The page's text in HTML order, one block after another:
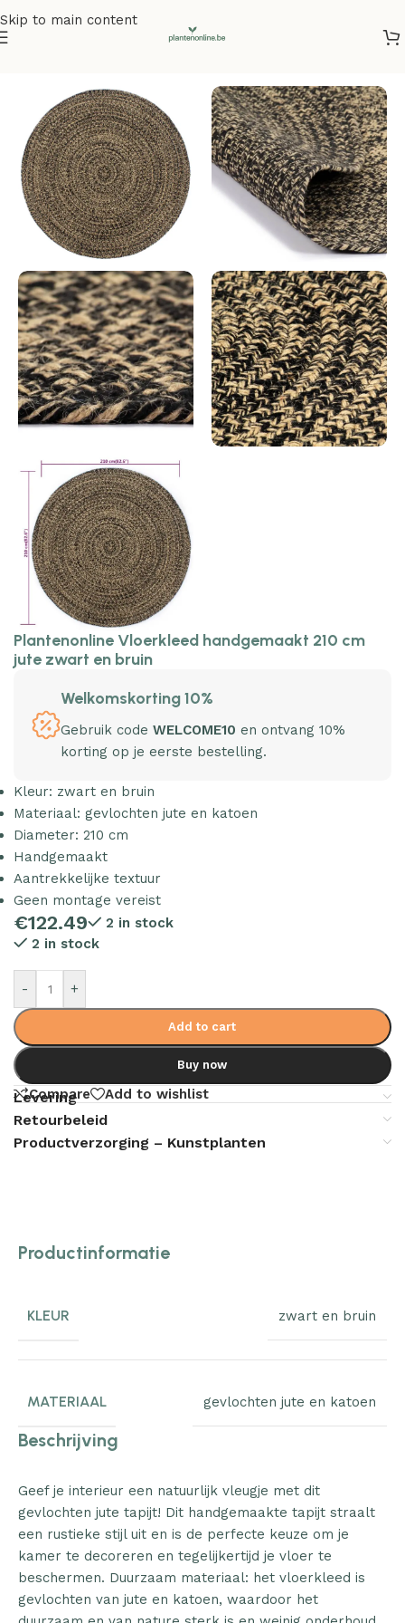
Skip to main content
Plantenonline Vloerkleed handgemaakt 210 cm
jute zwart en bruin
Welkomskorting 10%
Gebruik code WELCOME10 en ontvang 10%
korting op je eerste bestelling.
Kleur: zwart en bruin
Materiaal: gevlochten jute en katoen
Diameter: 210 cm
Handgemaakt
Aantrekkelijke textuur
Geen montage vereist
€122.49
2 in stock
2 in stock
- +
Add to cart
Buy now
Compare Add to wishlist
Levering
Retourbeleid
Productverzorging – Kunstplanten
Productinformatie
KLEUR zwart en bruin
MATERIAAL gevlochten jute en katoen
Beschrijving
Geef je interieur een natuurlijk vleugje met dit
gevlochten jute tapijt! Dit handgemaakte tapijt straalt
een rustieke stijl uit en is de perfecte keuze om je
kamer te decoreren en tegelijkertijd je vloer te
beschermen. Duurzaam materiaal: het vloerkleed is
gevlochten van jute en katoen, waardoor het